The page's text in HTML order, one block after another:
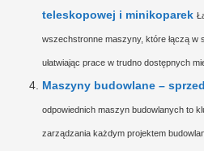
teleskopowej i minikoparek
wszechstronne maszyny, które łączą w
ułatwiając prace w trudno dostępnych
Maszyny budowlane –
odpowiednich maszyn budowlanych to
zarządzania każdym projektem